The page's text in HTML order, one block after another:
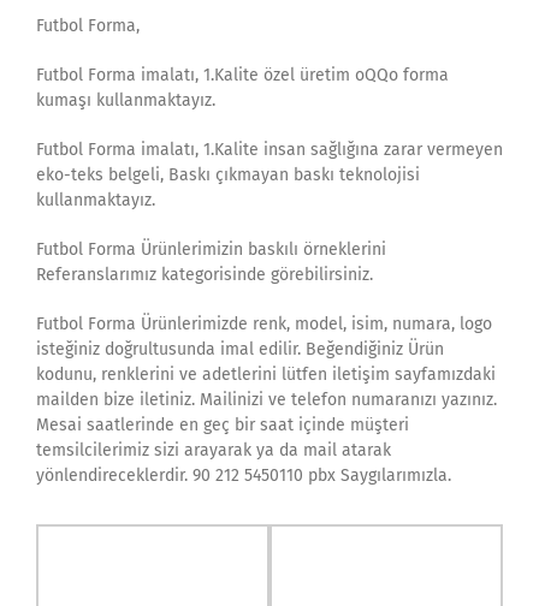
Futbol Forma,
Futbol Forma imalatı, 1.Kalite özel üretim oQQo forma
kumaşı kullanmaktayız.
Futbol Forma imalatı, 1.Kalite insan sağlığına zarar vermeyen
eko-teks belgeli, Baskı çıkmayan baskı teknolojisi
kullanmaktayız.
Futbol Forma Ürünlerimizin baskılı örneklerini
Referanslarımız kategorisinde görebilirsiniz.
Futbol Forma Ürünlerimizde renk, model, isim, numara, logo
isteğiniz doğrultusunda imal edilir. Beğendiğiniz Ürün
kodunu, renklerini ve adetlerini lütfen iletişim sayfamızdaki
mailden bize iletiniz. Mailinizi ve telefon numaranızı yazınız.
Mesai saatlerinde en geç bir saat içinde müşteri
temsilcilerimiz sizi arayarak ya da mail atarak
yönlendireceklerdir. 90 212 5450110 pbx Saygılarımızla.